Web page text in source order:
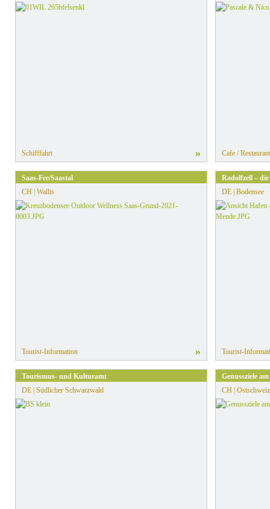
Schifffahrt » Cafe /
Saas-Fee/Saastal
CH | Wallis
Tourist-Information »
Radolfzell –
DE | Bodensee
Tourist-
Tourismus- und Kulturamt
DE | Südlicher Schwarzwald
Genussziele
CH | Ostschweiz